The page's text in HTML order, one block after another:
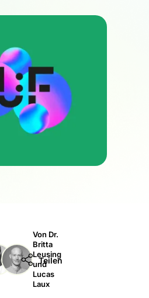
Von Dr.
Britta
Leusing
und
Lucas
Laux
 Teilen